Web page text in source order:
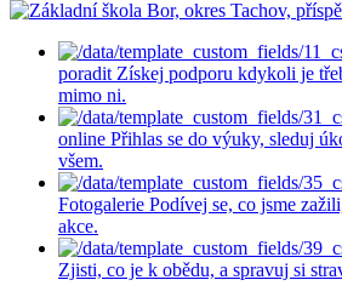
poradit Získej podporu kdykoli je
mimo ni.
online Přihlas se do výuky, sleduj
všem.
Fotogalerie Podívej se, co jsme
akce.
Zjisti, co je k obědu, a spravuj si